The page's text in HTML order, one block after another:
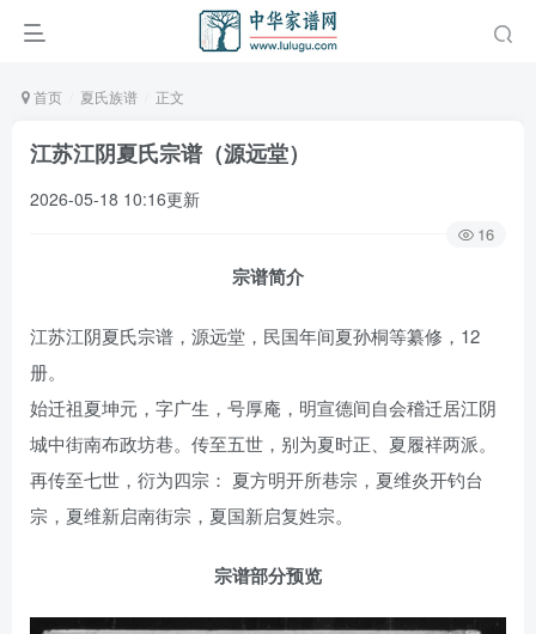
首页 夏氏族谱 正文
江苏江阴夏氏宗谱（源远堂）
2026-05-18 10:16更新
16
宗谱简介
江苏江阴夏氏宗谱，源远堂，民国年间夏孙桐等纂修，12
册。
始迁祖夏坤元，字广生，号厚庵，明宣德间自会稽迁居江阴
城中街南布政坊巷。传至五世，别为夏时正、夏履祥两派。
再传至七世，衍为四宗： 夏方明开所巷宗，夏维炎开钓台
宗，夏维新启南街宗，夏国新启复姓宗。
宗谱部分预览